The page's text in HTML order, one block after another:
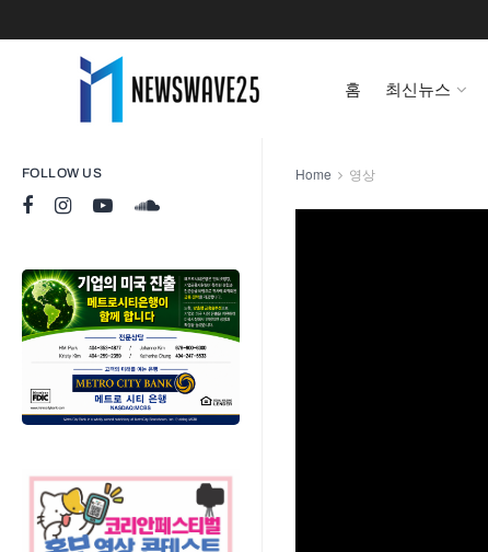
FOLLOW US
홈 최신뉴스
Home 영상